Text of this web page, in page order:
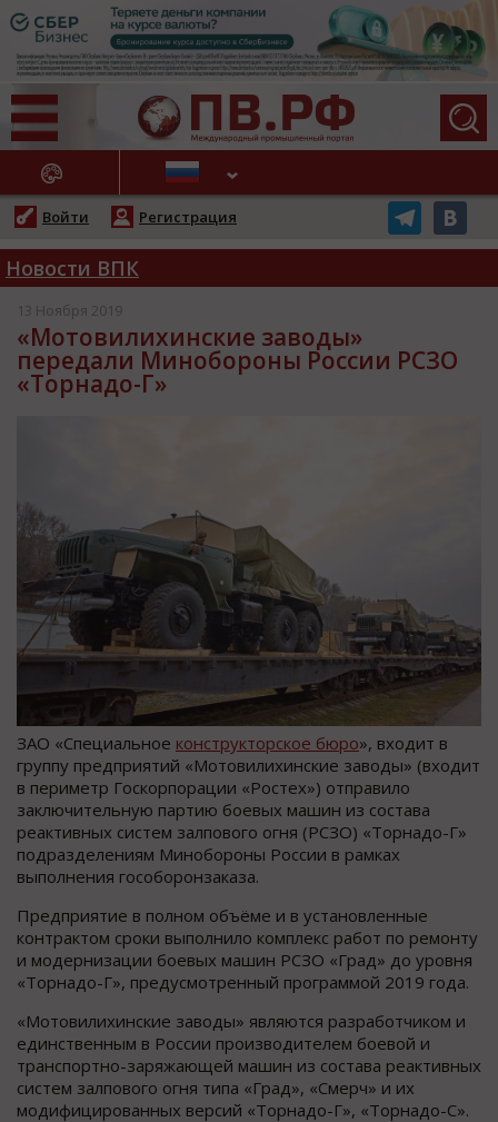
НОВОСТИ
Войти Регистрация
Новости ВПК
13 Ноября 2019
«Мотовилихинские заводы»
передали Минобороны России РСЗО
«Торнадо-Г»
ЗАО «Специальное конструкторское бюро», входит в
группу предприятий «Мотовилихинские заводы» (входит
в периметр Госкорпорации «Ростех») отправило
заключительную партию боевых машин из состава
реактивных систем залпового огня (РСЗО) «Торнадо-Г»
подразделениям Минобороны России в рамках
выполнения гособоронзаказа.
Предприятие в полном объёме и в установленные
контрактом сроки выполнило комплекс работ по ремонту
и модернизации боевых машин РСЗО «Град» до уровня
«Торнадо-Г», предусмотренный программой 2019 года.
«Мотовилихинские заводы» являются разработчиком и
единственным в России производителем боевой и
транспортно-заряжающей машин из состава реактивных
систем залпового огня типа «Град», «Смерч» и их
модифицированных версий «Торнадо-Г», «Торнадо-С».